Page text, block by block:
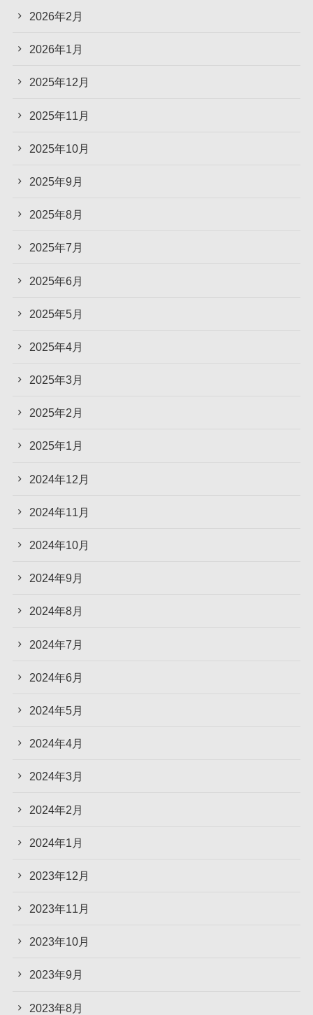
2026年2月
2026年1月
2025年12月
2025年11月
2025年10月
2025年9月
2025年8月
2025年7月
2025年6月
2025年5月
2025年4月
2025年3月
2025年2月
2025年1月
2024年12月
2024年11月
2024年10月
2024年9月
2024年8月
2024年7月
2024年6月
2024年5月
2024年4月
2024年3月
2024年2月
2024年1月
2023年12月
2023年11月
2023年10月
2023年9月
2023年8月